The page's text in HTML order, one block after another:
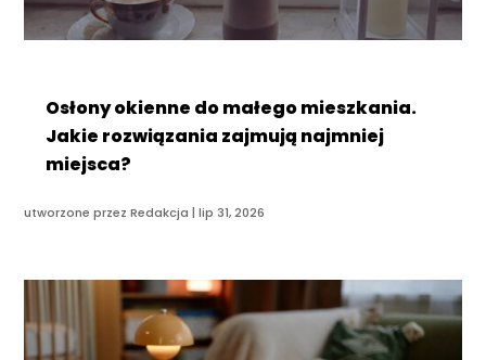
Osłony okienne do małego mieszkania.
Jakie rozwiązania zajmują najmniej
miejsca?
utworzone przezRedakcja |lip 31, 2026